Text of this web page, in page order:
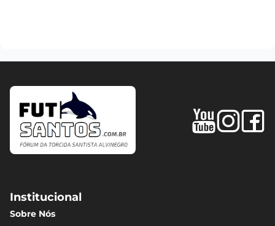
Institucional
Sobre Nós